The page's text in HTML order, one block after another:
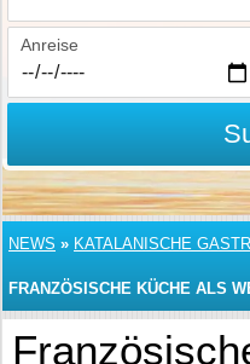
Anreise
NEWS » KATALANISCHE
FRANZÖSISCHE KÜCHE ALS